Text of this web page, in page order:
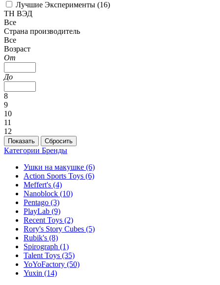
Лучшие Эксперименты (16)
ТН ВЭД
Все
Страна производитель
Все
Возраст
От
До
8
9
10
11
12
Категории Бренды
Ушки на макушке (6)
Action Sports Toys (6)
Meffert's (4)
Nanoblock (10)
Pentago (3)
PlayLab (9)
Recent Toys (2)
Rory's Story Cubes (5)
Rubik's (8)
Spirograph (1)
Talent Toys (35)
YoYoFactory (50)
Yuxin (14)